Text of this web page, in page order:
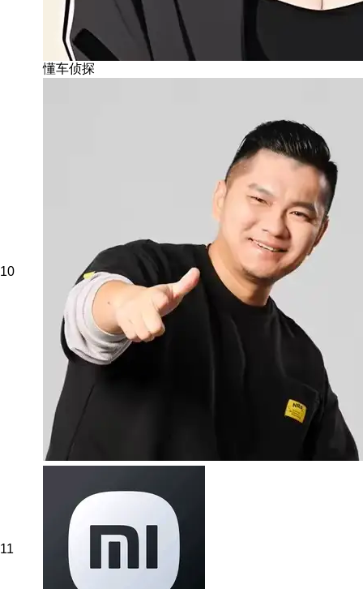
懂车侦探
10
11